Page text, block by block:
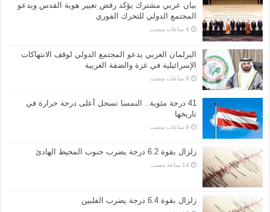
بيان عربي مشترك يؤكد رفض تغيير هوية القدس ويدعو
المجتمع الدولي للتحرك الفوري
البرلمان العربي يدعو المجتمع الدولي لوقف الانتهاكات
الإسرائيلية في غزة والضفة الغربية
41 درجة مئوية.. النمسا تسجل أعلى درجة حرارة في
تاريخها
زلزال بقوة 6.2 درجة يضرب جنوب المحيط الهادئ
زلزال بقوة 6.4 درجة يضرب الفلبين